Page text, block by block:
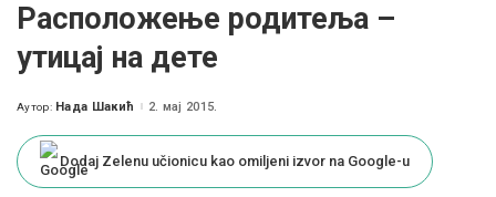
Расположење родитеља –
утицај на дете
Posted
Аутор: Нада Шакић 2. мај 2015.
Dodaj Zelenu učionicu kao omiljeni izvor na Google-u